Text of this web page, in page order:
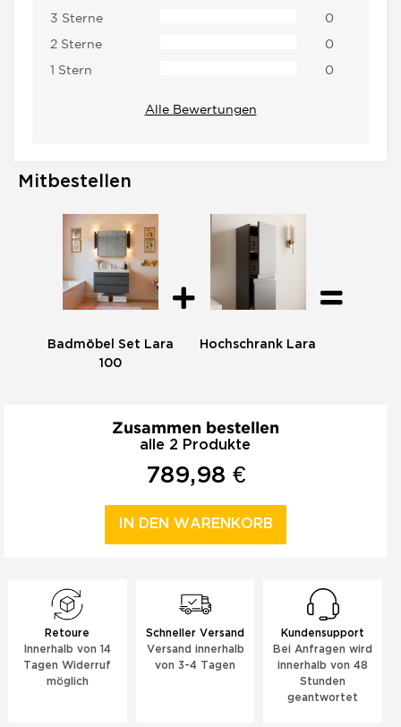
3 Sterne
0
2 Sterne
0
1 Stern
0
Alle Bewertungen
Mitbestellen
Badmöbel Set Lara
100
Hochschrank Lara
Zusammen bestellen
alle 2 Produkte
789,98 €
IN DEN WARENKORB
Retoure
Innerhalb von 14
Tagen Widerruf
möglich
Schneller Versand
Versand innerhalb
von 3-4 Tagen
Kundensupport
Bei Anfragen wird
innerhalb von 48
Stunden
geantwortet